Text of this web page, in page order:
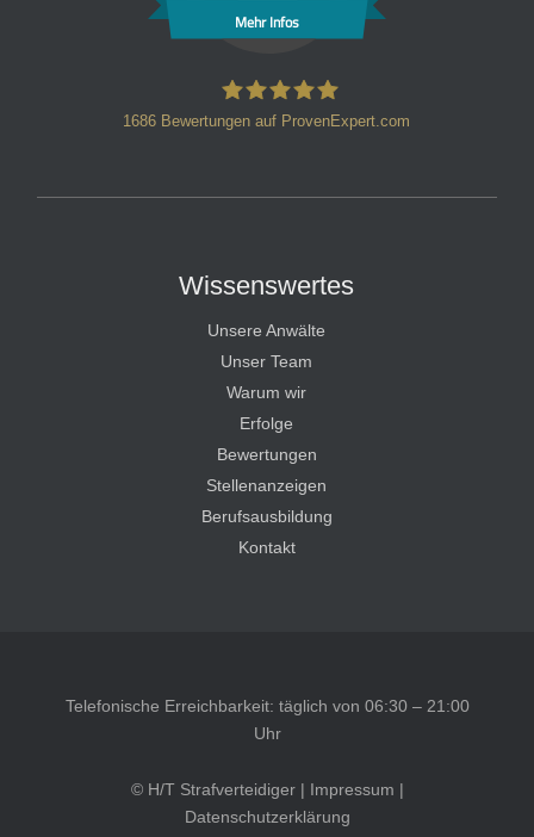
Mehr Infos
1686 Bewertungen auf ProvenExpert.com
Wissenswertes
Unsere Anwälte
Unser Team
Warum wir
Erfolge
Bewertungen
Stellenanzeigen
Berufsausbildung
Kontakt
Telefonische Erreichbarkeit: täglich von 06:30 – 21:00
Uhr
© H/T Strafverteidiger | Impressum |
Datenschutzerklärung